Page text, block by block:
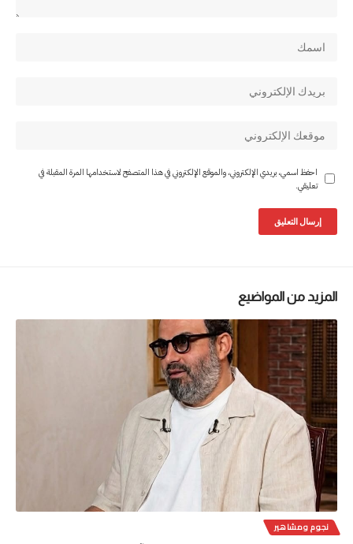
احفظ اسمي، بريدي الإلكتروني، والموقع الإلكتروني في هذا المتصفح لاستخدامها المرة المقبلة في
تعليقي.
المزيد من المواضيع
نجوم ومشاهير